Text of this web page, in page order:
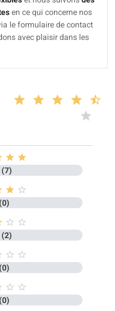
en ce qui concerne nos
le formulaire de contact
avec plaisir dans les
 
(7)
 
 
(2)
 
 